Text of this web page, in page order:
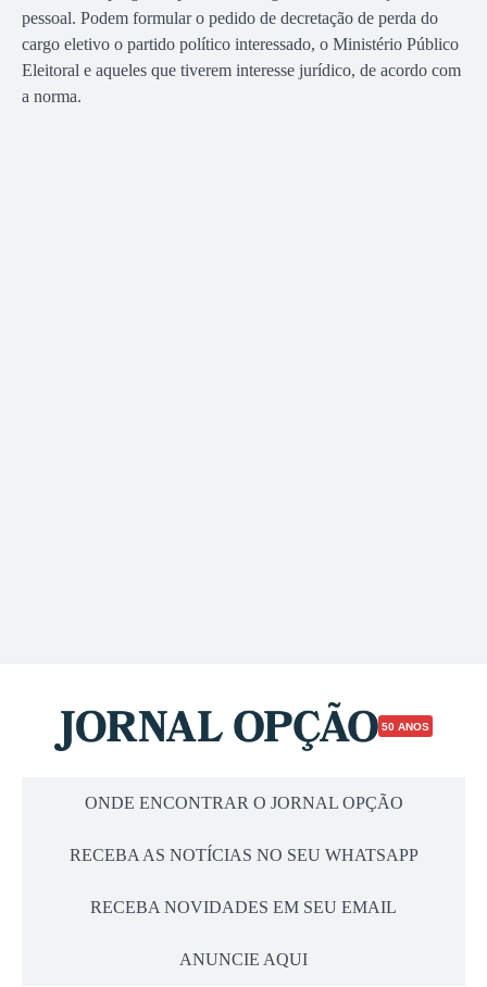
pessoal. Podem formular o pedido de decretação de perda do
cargo eletivo o partido político interessado, o Ministério Público
Eleitoral e aqueles que tiverem interesse jurídico, de acordo com
a norma.
50 ANOS
ONDE ENCONTRAR O JORNAL OPÇÃO
RECEBA AS NOTÍCIAS NO SEU WHATSAPP
RECEBA NOVIDADES EM SEU EMAIL
ANUNCIE AQUI